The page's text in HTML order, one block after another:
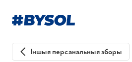
Іншыя персанальныя зборы